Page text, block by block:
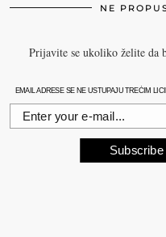
NE
Prijavite se ukoliko želite da
Subscribe
EMAIL ADRESE SE NE USTUPAJU TREĆIM